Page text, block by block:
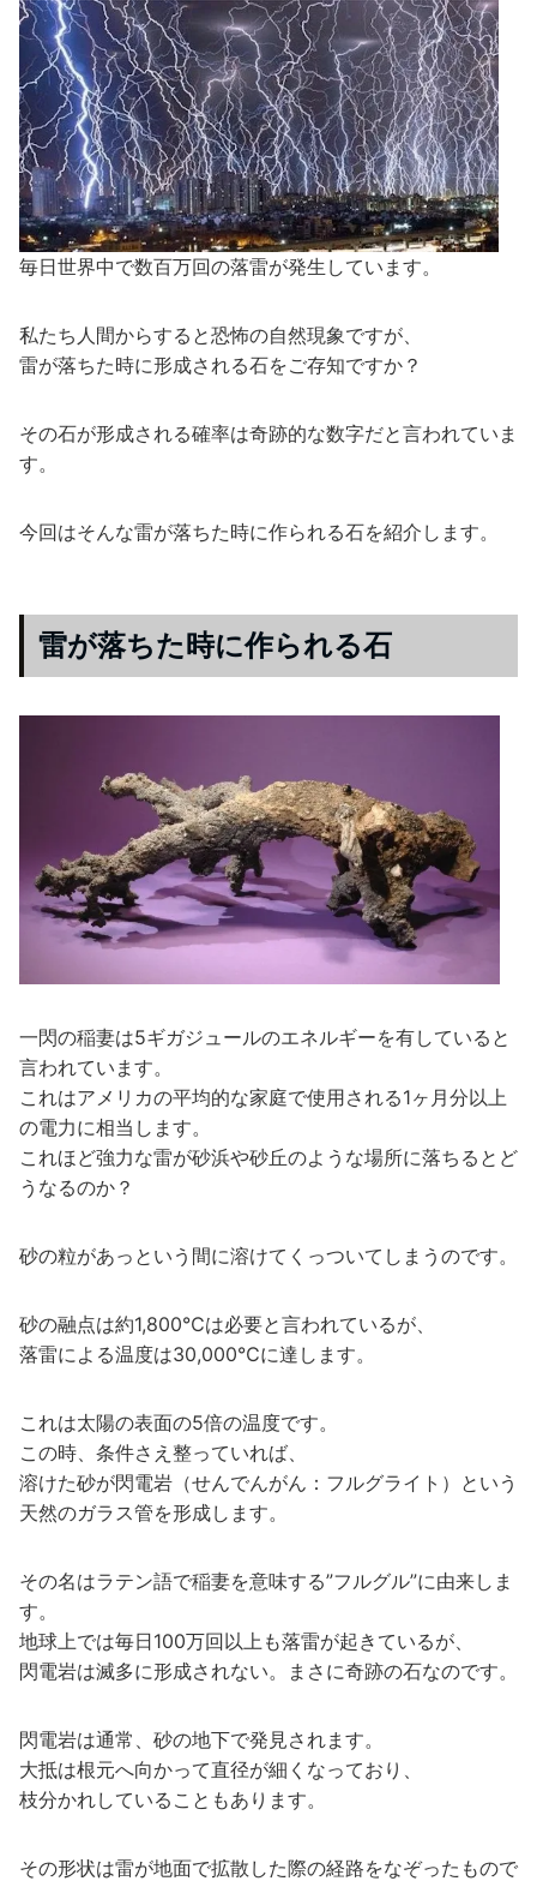
毎日世界中で数百万回の落雷が発生しています。
私たち人間からすると恐怖の自然現象ですが、
雷が落ちた時に形成される石をご存知ですか？
その石が形成される確率は奇跡的な数字だと言われていま
す。
今回はそんな雷が落ちた時に作られる石を紹介します。
雷が落ちた時に作られる石
一閃の稲妻は5ギガジュールのエネルギーを有していると
言われています。
これはアメリカの平均的な家庭で使用される1ヶ月分以上
の電力に相当します。
これほど強力な雷が砂浜や砂丘のような場所に落ちるとど
うなるのか？
砂の粒があっという間に溶けてくっついてしまうのです。
砂の融点は約1,800℃は必要と言われているが、
落雷による温度は30,000℃に達します。
これは太陽の表面の5倍の温度です。
この時、条件さえ整っていれば、
溶けた砂が閃電岩（せんでんがん：フルグライト）という
天然のガラス管を形成します。
その名はラテン語で稲妻を意味する”フルグル”に由来しま
す。
地球上では毎日100万回以上も落雷が起きているが、
閃電岩は滅多に形成されない。まさに奇跡の石なのです。
閃電岩は通常、砂の地下で発見されます。
大抵は根元へ向かって直径が細くなっており、
枝分かれしていることもあります。
その形状は雷が地面で拡散した際の経路をなぞったもので